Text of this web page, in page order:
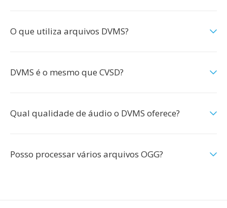
O que utiliza arquivos DVMS?
DVMS é o mesmo que CVSD?
Qual qualidade de áudio o DVMS oferece?
Posso processar vários arquivos OGG?